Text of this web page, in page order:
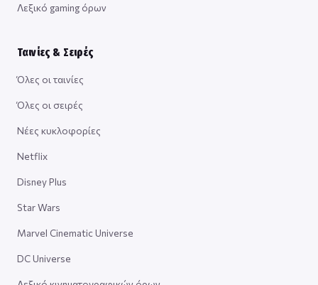
Λεξικό gaming όρων
Ταινίες & Σειρές
Όλες οι ταινίες
Όλες οι σειρές
Νέες κυκλοφορίες
Netflix
Disney Plus
Star Wars
Marvel Cinematic Universe
DC Universe